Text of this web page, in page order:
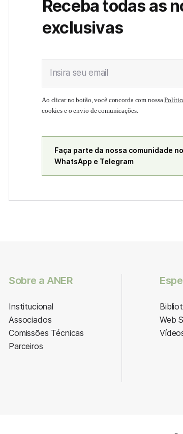
Receba todas as
exclusivas
Insira seu email
Ao clicar no botão, você concorda com nossa
cookies e o envio de comunicações.
Faça parte da nossa comunidade no
WhatsApp e Telegram
Sobre a ANER
Institucional
Associados
Comissões Técnicas
Parceiros
Web